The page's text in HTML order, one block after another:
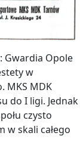
Gwardia Opole
w
MKS MDK
do I ligi. Jednak
czysto
w skali całego